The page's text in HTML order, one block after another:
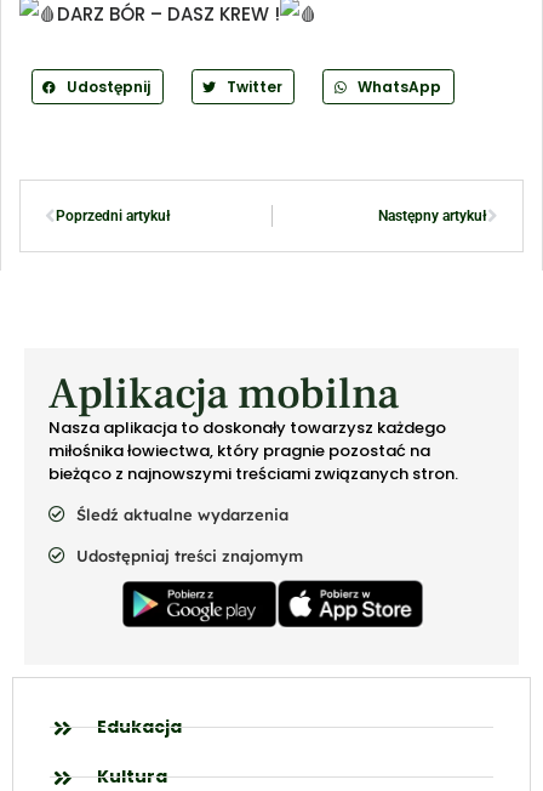
DARZ BÓR – DASZ KREW !
Udostępnij Twitter WhatsApp
Poprzedni artykuł Następny artykuł
Aplikacja mobilna
Nasza aplikacja to doskonały towarzysz każdego
miłośnika łowiectwa, który pragnie pozostać na
bieżąco z najnowszymi treściami związanych stron.
Śledź aktualne wydarzenia
Udostępniaj treści znajomym
Edukacja
Kultura